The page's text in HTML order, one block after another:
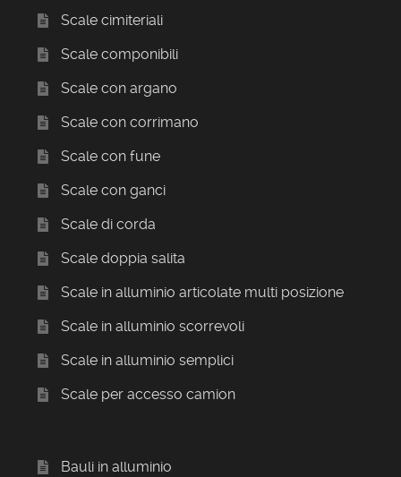
Scale cimiteriali
Scale componibili
Scale con argano
Scale con corrimano
Scale con fune
Scale con ganci
Scale di corda
Scale doppia salita
Scale in alluminio articolate multi posizione
Scale in alluminio scorrevoli
Scale in alluminio semplici
Scale per accesso camion
Bauli in alluminio